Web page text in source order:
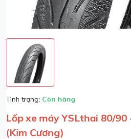
Tình trạng: Còn hàng
Lốp xe máy YSLthai 80/90
(Kim Cương)